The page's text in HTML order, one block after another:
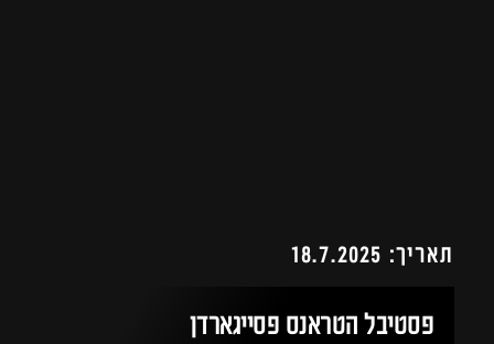
תאריך: 18.7.2025
פסטיבל הטראנס פסייגארדן